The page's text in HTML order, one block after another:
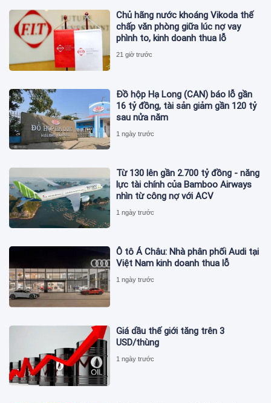
Chủ hãng nước khoáng Vikoda thế
chấp văn phòng giữa lúc nợ vay
phình to, kinh doanh thua lỗ
21 giờ trước
Đồ hộp Hạ Long (CAN) báo lỗ gần
16 tỷ đồng, tài sản giảm gần 120 tỷ
sau nửa năm
1 ngày trước
Từ 130 lên gần 2.700 tỷ đồng - năng
lực tài chính của Bamboo Airways
nhìn từ công nợ với ACV
1 ngày trước
Ô tô Á Châu: Nhà phân phối Audi tại
Việt Nam kinh doanh thua lỗ
1 ngày trước
Giá dầu thế giới tăng trên 3
USD/thùng
1 ngày trước